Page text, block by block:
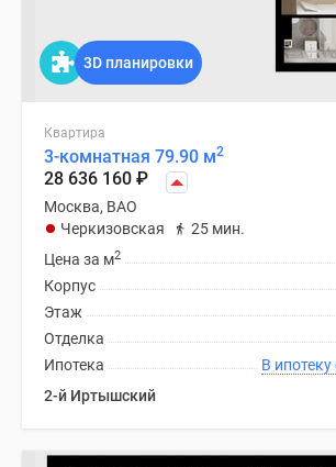
3D планировки
Квартира
3-комнатная 79.90 м2
28 636 160 ₽
Москва, ВАО
Черкизовская
25 мин.
Цена за м2
Корпус
Этаж
Отделка
Ипотека
2-й Иртышский